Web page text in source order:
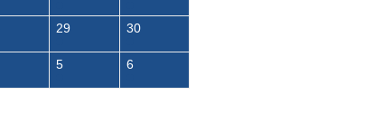
29 30
5 6